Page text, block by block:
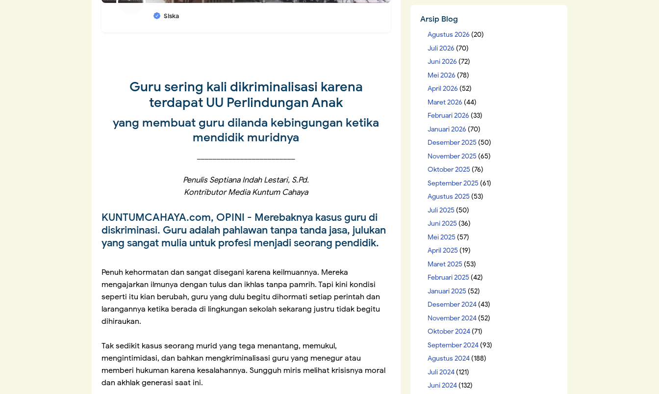
Siska
Guru sering kali dikriminalisasi karena
terdapat UU Perlindungan Anak
yang membuat guru dilanda kebingungan ketika
mendidik muridnya
Penulis Septiana Indah Lestari, S.Pd.
Kontributor Media Kuntum Cahaya
KUNTUMCAHAYA.com, OPINI - Merebaknya kasus guru di
diskriminasi. Guru adalah pahlawan tanpa tanda jasa, julukan
yang sangat mulia untuk profesi menjadi seorang pendidik.
Penuh kehormatan dan sangat disegani karena keilmuannya. Mereka
mengajarkan ilmunya dengan tulus dan ikhlas tanpa pamrih. Tapi kini kondisi
seperti itu kian berubah, guru yang dulu begitu dihormati setiap perintah dan
larangannya ketika berada di lingkungan sekolah sekarang justru tidak begitu
dihiraukan.
Tak sedikit kasus seorang murid yang tega menantang, memukul,
mengintimidasi, dan bahkan mengkriminalisasi guru yang menegur atau
memberi hukuman karena kesalahannya. Sungguh miris melihat krisisnya moral
dan akhlak generasi saat ini.
Arsip Blog
Agustus 2026 (20)
Juli 2026 (70)
Juni 2026 (72)
Mei 2026 (78)
April 2026 (52)
Maret 2026 (44)
Februari 2026 (33)
Januari 2026 (70)
Desember 2025 (50)
November 2025 (65)
Oktober 2025 (76)
September 2025 (61)
Agustus 2025 (53)
Juli 2025 (50)
Juni 2025 (36)
Mei 2025 (57)
April 2025 (19)
Maret 2025 (53)
Februari 2025 (42)
Januari 2025 (52)
Desember 2024(43)
November 2024(52)
Oktober 2024(71)
September 2024(93)
Agustus 2024(188)
Juli 2024(121)
Juni 2024(132)